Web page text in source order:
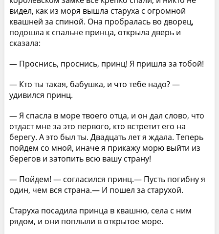
видел, как из моря вышла старуха с огромной
квашней за спиной. Она пробралась во дворец,
подошла к спальне принца, открыла дверь и
сказала:
— Проснись, проснись, принц! Я пришла за тобой!
— Кто ты такая, бабушка, и что тебе надо? —
удивился принц.
— Я спасла в море твоего отца, и он дал слово, что
отдаст мне за это первого, кто встретит его на
берегу. А это был ты. Двадцать лет я ждала. Теперь
пойдем со мной, иначе я прикажу морю выйти из
берегов и затопить всю вашу страну!
— Пойдем! — согласился принц.— Пусть погибну я
один, чем вся страна.— И пошел за старухой.
Старуха посадила принца в квашню, села с ним
рядом, и они поплыли в открытое море.